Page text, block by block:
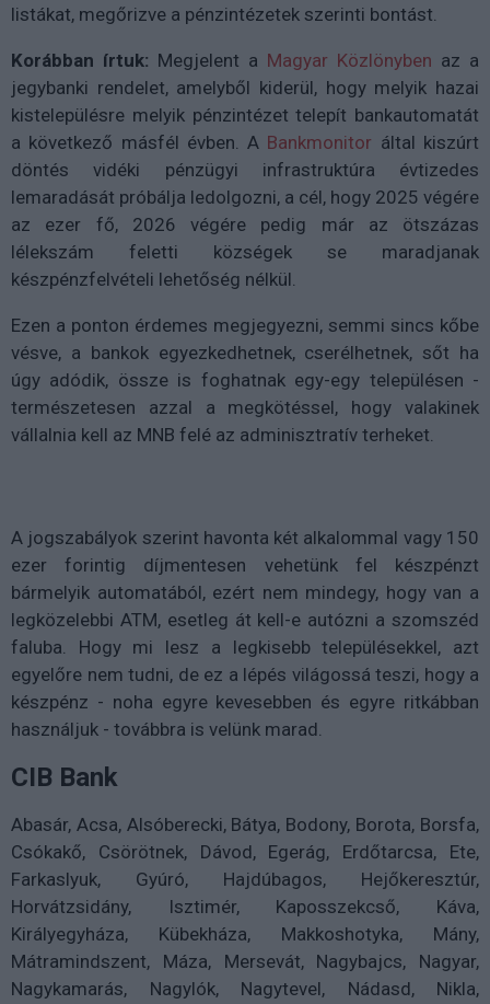
listákat, megőrizve a pénzintézetek szerinti bontást.
Korábban írtuk: Megjelent a Magyar Közlönyben az a
jegybanki rendelet, amelyből kiderül, hogy melyik hazai
kistelepülésre melyik pénzintézet telepít bankautomatát
a következő másfél évben. A Bankmonitor által kiszúrt
döntés vidéki pénzügyi infrastruktúra évtizedes
lemaradását próbálja ledolgozni, a cél, hogy 2025 végére
az ezer fő, 2026 végére pedig már az ötszázas
lélekszám feletti községek se maradjanak
készpénzfelvételi lehetőség nélkül.
Ezen a ponton érdemes megjegyezni, semmi sincs kőbe
vésve, a bankok egyezkedhetnek, cserélhetnek, sőt ha
úgy adódik, össze is foghatnak egy-egy településen -
természetesen azzal a megkötéssel, hogy valakinek
vállalnia kell az MNB felé az adminisztratív terheket.
A jogszabályok szerint havonta két alkalommal vagy 150
ezer forintig díjmentesen vehetünk fel készpénzt
bármelyik automatából, ezért nem mindegy, hogy van a
legközelebbi ATM, esetleg át kell-e autózni a szomszéd
faluba. Hogy mi lesz a legkisebb településekkel, azt
egyelőre nem tudni, de ez a lépés világossá teszi, hogy a
készpénz - noha egyre kevesebben és egyre ritkábban
használjuk - továbbra is velünk marad.
CIB Bank
Abasár, Acsa, Alsóberecki, Bátya, Bodony, Borota, Borsfa,
Csókakő, Csörötnek, Dávod, Egerág, Erdőtarcsa, Ete,
Farkaslyuk, Gyúró, Hajdúbagos, Hejőkeresztúr,
Horvátzsidány, Isztimér, Kaposszekcső, Káva,
Királyegyháza, Kübekháza, Makkoshotyka, Mány,
Mátramindszent, Máza, Mersevát, Nagybajcs, Nagyar,
Nagykamarás, Nagylók, Nagytevel, Nádasd, Nikla,